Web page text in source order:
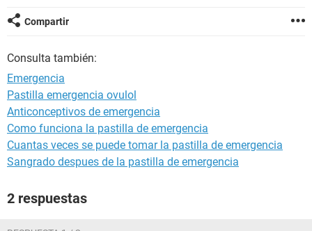
Compartir
Consulta también:
Emergencia
Pastilla emergencia ovulol
Anticonceptivos de emergencia
Como funciona la pastilla de emergencia
Cuantas veces se puede tomar la pastilla de emergencia
Sangrado despues de la pastilla de emergencia
2 respuestas